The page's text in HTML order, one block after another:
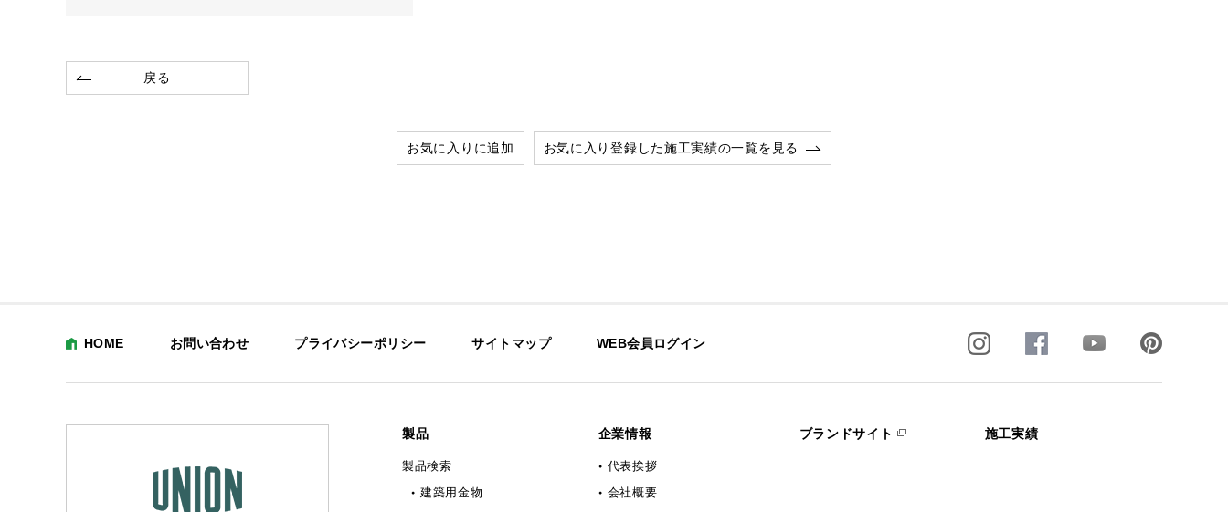
戻る
お気に入りに追加 お気に入り登録した施工実績の一覧を見る
HOME お問い合わせ プライバシーポリシー サイトマップ WEB会員ログイン
製品
製品検索
建築用金物
企業情報
代表挨拶
会社概要
ブランドサイト 施工実績